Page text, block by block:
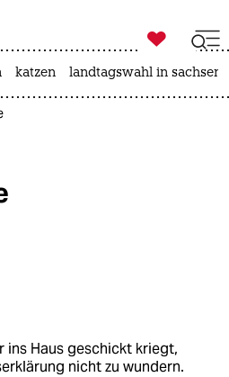
ich
ich

taz zahl ich
katzen landtagswahl in
ins Haus geschickt kriegt,
nicht zu wundern.